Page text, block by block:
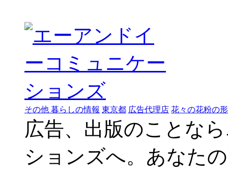
その他 暮らしの情報 東京都 広告代理店 花々の花粉の
広告、出版のことな
ションズへ。あなた